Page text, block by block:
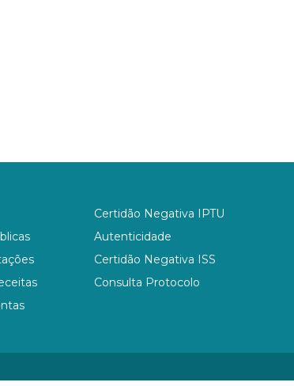
Certidão Negativa IPTU
Autenticidade
Certidão Negativa ISS
Consulta Protocolo